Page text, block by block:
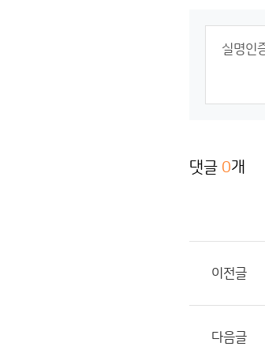
댓글 0개
이전글
다음글